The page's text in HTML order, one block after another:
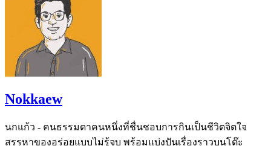
Nokkaew
นกแก้ว - คนธรรมดาคนหนึ่งที่ชื่นชอบการกินเป็นชีวิตจิตใจ
สรรหาของอร่อยแบบไม่รู้จบ พร้อมแบ่งปันเรื่องราวบนโต๊ะ